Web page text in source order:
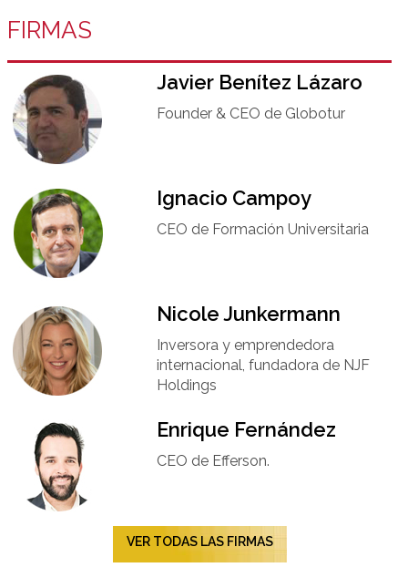
FIRMAS
Javier Benítez Lázaro
Founder & CEO de Globotur​
Ignacio Campoy​
CEO de Formación Universitaria​
Nicole Junkermann​
Inversora y emprendedora
internacional, fundadora de NJF
Holdings
Enrique Fernández
CEO de Efferson.
VER TODAS LAS FIRMAS